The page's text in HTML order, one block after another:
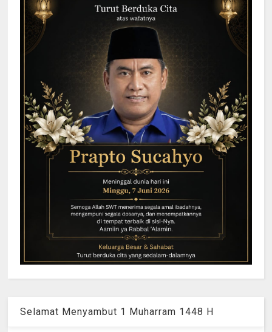
Selamat Menyambut 1 Muharram 1448 H